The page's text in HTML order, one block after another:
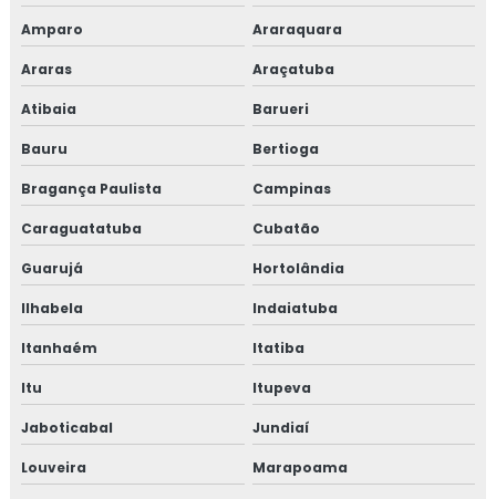
TESTE HIDROSTÁTICO EM TUBULAÇÕES DE ÁGUA
LAUDO DE ESTANQUEIDADE
TESTE DE ESTANQUEIDADE ÁGUA
TESTE DE ESTANQUEIDADE EM TANQUES
TESTE DE VAZAMENTO DE GÁS
TESTE DE ESTANQUEIDADE EM TUBULAÇÃO DE
GÁS
EMPRESAS QUE FAZEM TESTE DE ESTANQUEIDADE
INSPEÇÃO DE ESTANQUEIDADE
NR 10 CURSO
CURSO NR 10 ONLINE
Amparo Araraquara
Araras Araçatuba
Atibaia Barueri
Bauru Bertioga
Bragança Paulista Campinas
Caraguatatuba Cubatão
Guarujá Hortolândia
Ilhabela Indaiatuba
Itanhaém Itatiba
Itu Itupeva
Jaboticabal Jundiaí
Louveira Marapoama